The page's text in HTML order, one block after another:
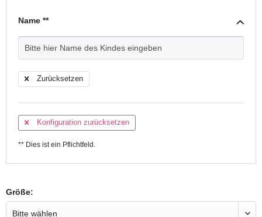
Name **
Zurücksetzen
Konfiguration zurücksetzen
** Dies ist ein Pflichtfeld.
Größe: